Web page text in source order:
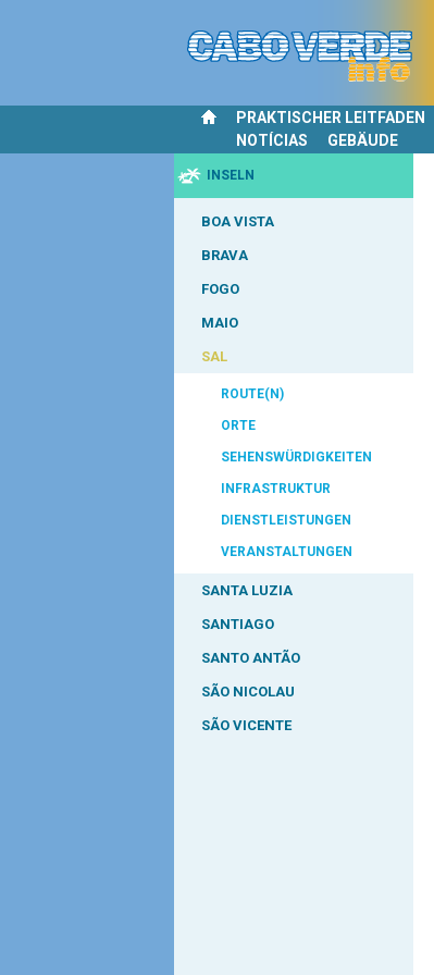
PRAKTISCHER LEITFADEN
NOTÍCIAS
GEBÄUDE
INSELN
BOA VISTA
BRAVA
FOGO
MAIO
SAL
ROUTE(N)
ORTE
SEHENSWÜRDIGKEITEN
INFRASTRUKTUR
DIENSTLEISTUNGEN
VERANSTALTUNGEN
SANTA LUZIA
SANTIAGO
SANTO ANTÃO
SÃO NICOLAU
SÃO VICENTE